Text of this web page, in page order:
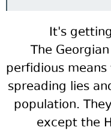
It's
The
perfidious
spreading lies
population.
except the